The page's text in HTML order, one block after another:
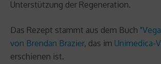
Unterstützung der Regeneration.
Das Rezept stammt aus dem Buch
von Brendan Brazier, das im Unimedica-
erschienen ist.